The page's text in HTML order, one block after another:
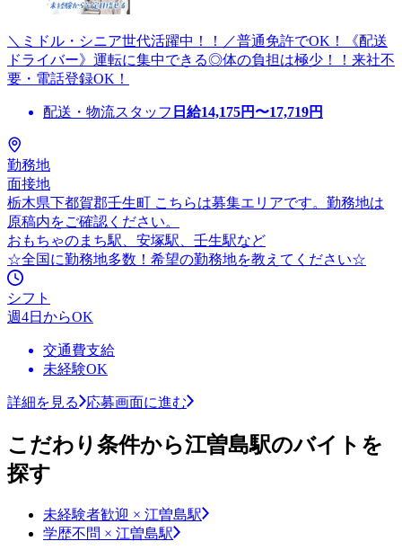
＼ミドル・シニア世代活躍中！！／普通免許でOK！《配送
ドライバー》運転に集中できる◎体の負担は極少！！来社不
要・電話登録OK！
配送・物流スタッフ 日給14,175円〜17,719円
勤務地
面接地
栃木県下都賀郡壬生町 こちらは募集エリアです。勤務地は
原稿内をご確認ください。
おもちゃのまち駅、安塚駅、壬生駅など
☆全国に勤務地多数！希望の勤務地を教えてください☆
シフト
週4日からOK
交通費支給
未経験OK
詳細を見る 応募画面に進む
こだわり条件から江曽島駅のバイトを
探す
未経験者歓迎 × 江曽島駅
学歴不問 × 江曽島駅